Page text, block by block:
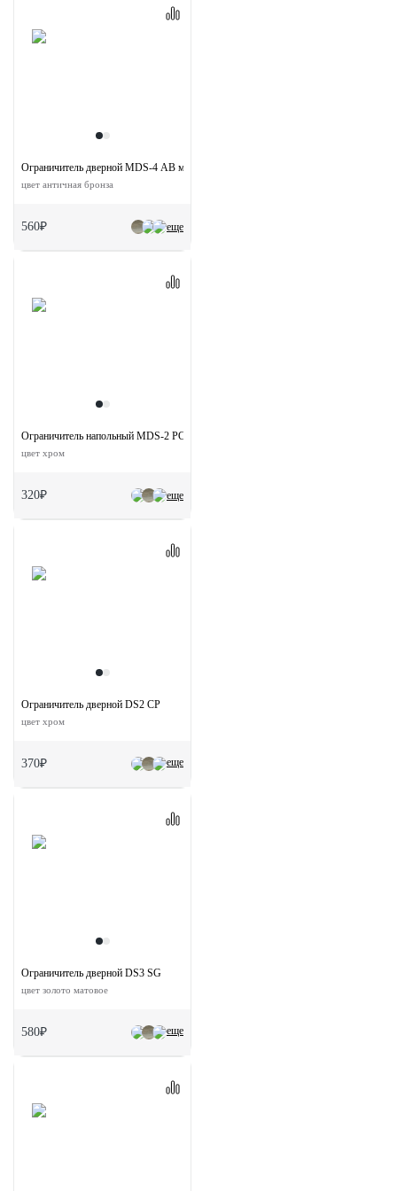
еще
Ограничитель дверной MDS-4 AB магнитный
цвет античная бронза
560₽
еще
Ограничитель напольный MDS-2 PC магнитный
цвет хром
320₽
еще
Ограничитель дверной DS2 CP
цвет хром
370₽
еще
Ограничитель дверной DS3 SG
цвет золото матовое
580₽